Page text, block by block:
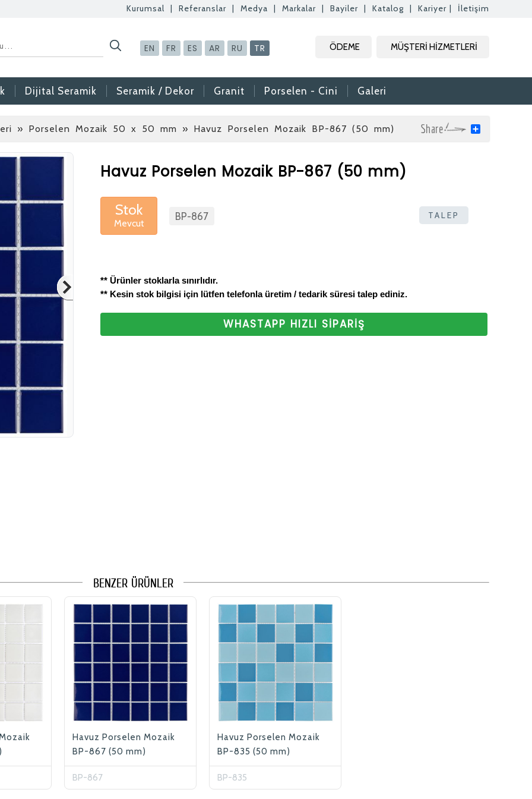
Kurumsal | Referanslar | Medya | Markalar | Bayiler | Katalog | Kariyer | İletişim
EN FR ES AR RU TR ÖDEME MÜŞTERİ HİZMETLERİ
Dijital Seramik Seramik / Dekor Granit Porselen - Cini Galeri
» Porselen Mozaik 50 x 50 mm » Havuz Porselen Mozaik BP-867 (50 mm)
Havuz Porselen Mozaik BP-867 (50 mm)
Stok
Mevcut
BP-867 TALEP
** Ürünler stoklarla sınırlıdır.
** Kesin stok bilgisi için lütfen telefonla üretim / tedarik süresi talep ediniz.
WHASTAPP HIZLI SİPARİŞ
BENZER ÜRÜNLER
Havuz Porselen Mozaik
BP-867 (50 mm)
BP-867
Havuz Porselen Mozaik
BP-835 (50 mm)
BP-835
gönderdikten sonra tarafımıza bilgi
bizlere ulaştırabilirsiniz. Bizi tercih
ettiğiniz için teşekkür ederiz.